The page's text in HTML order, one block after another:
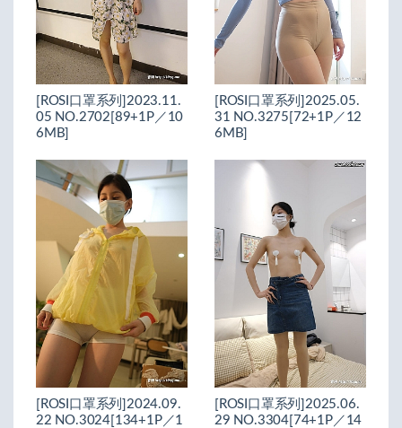
[ROSI口罩系列]2023.11.
05 NO.2702[89+1P／10
6MB]
[ROSI口罩系列]2025.05.
31 NO.3275[72+1P／12
6MB]
[ROSI口罩系列]2024.09.
22 NO.3024[134+1P／1
[ROSI口罩系列]2025.06.
29 NO.3304[74+1P／14